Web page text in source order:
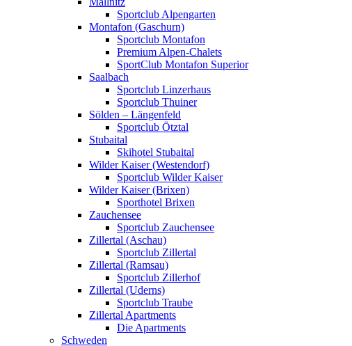
Sportclub Alpengarten
Montafon (Gaschurn)
Sportclub Montafon
Premium Alpen-Chalets
SportClub Montafon Superior
Saalbach
Sportclub Linzerhaus
Sportclub Thuiner
Sölden – Längenfeld
Sportclub Ötztal
Stubaital
Skihotel Stubaital
Wilder Kaiser (Westendorf)
Sportclub Wilder Kaiser
Wilder Kaiser (Brixen)
Sporthotel Brixen
Zauchensee
Sportclub Zauchensee
Zillertal (Aschau)
Sportclub Zillertal
Zillertal (Ramsau)
Sportclub Zillerhof
Zillertal (Uderns)
Sportclub Traube
Zillertal Apartments
Die Apartments
Schweden